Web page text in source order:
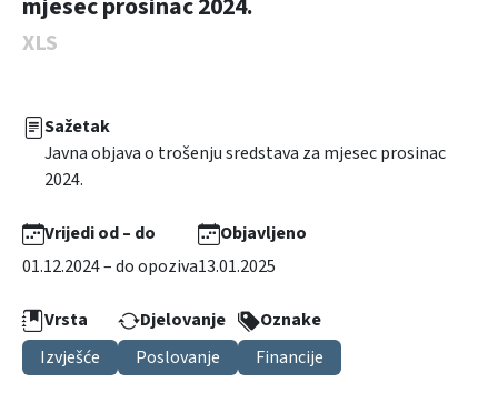
mjesec prosinac 2024.
XLS
Sažetak
Javna objava o trošenju sredstava za mjesec prosinac
2024.
Vrijedi od – do
01.12.2024 – do opoziva
Objavljeno
13.01.2025
Vrsta
Izvješće
Djelovanje
Poslovanje
Oznake
Financije